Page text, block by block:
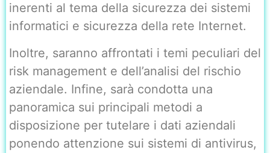
inerenti al tema della sicurezza dei sistemi
informatici e sicurezza della rete Internet.
Inoltre, saranno affrontati i temi peculiari del
risk management e dell’analisi del rischio
aziendale. Infine, sarà condotta una
panoramica sui principali metodi a
disposizione per tutelare i dati aziendali
ponendo attenzione sui sistemi di antivirus,